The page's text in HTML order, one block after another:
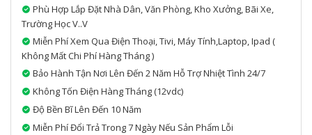
Phù Hợp Lắp Đặt Nhà Dân, Văn Phòng, Kho Xưởng, Bãi Xe,
Trường Học V..v
Miễn Phí Xem Qua Điện Thoại, Tivi, Máy Tính,laptop, Ipad (
Không Mất Chi Phí Hàng Tháng )
Bảo Hành Tận Nơi Lên Đến 2 Năm Hỗ Trợ Nhiệt Tình 24/7
Không Tốn Điện Hàng Tháng (12vdc)
Độ Bền Bĩ Lên Đến 10 Năm
Miễn Phí Đổi Trả Trong 7 Ngày Nếu Sản Phẩm Lỗi